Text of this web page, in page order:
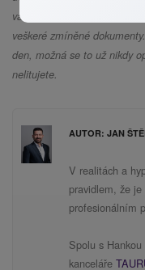
vás dělat ukvapené závěry,
veškeré zmíněné
den, možná se to už nikdy
nelitujete.
AUTOR: JAN
V realitách a
pravidlem, že
profesionálním
Spolu s
kanceláře